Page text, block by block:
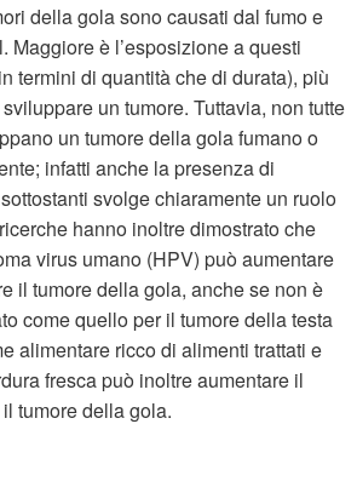
della gola sono causati dal fumo e
Maggiore è l’esposizione a questi
termini di quantità che di durata), più
un tumore. Tuttavia, non tutte
un tumore della gola fumano o
infatti anche la presenza di
svolge chiaramente un ruolo
hanno inoltre dimostrato che
virus umano (HPV) può aumentare
il tumore della gola, anche se non è
come quello per il tumore della testa
alimentare ricco di alimenti trattati e
fresca può inoltre aumentare il
tumore della gola.